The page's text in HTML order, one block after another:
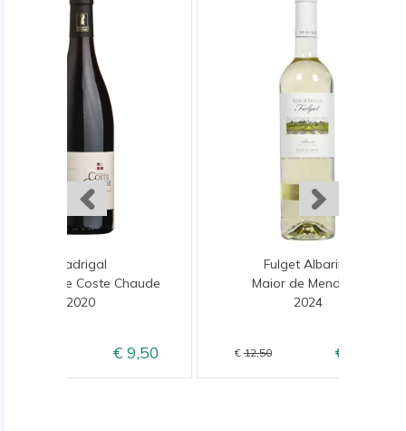
Madrigal
Domaine de Coste Chaude
2020
9,50
Fulget Albarino
Maior de Mendoza
2024
12,50